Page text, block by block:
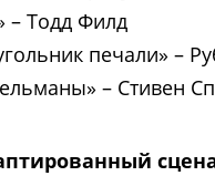
– Тодд Филд
печали» –
– Стивен